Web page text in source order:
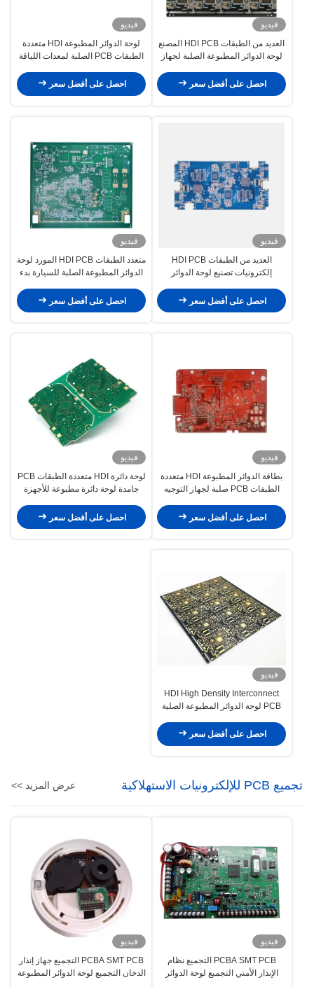
فيديو
العديد من الطبقات HDI PCB المصنع
لوحة الدوائر المطبوعة الصلبة لجهاز
احصل على أفضل سعر
فيديو
لوحة الدوائر المطبوعة HDI متعددة
الطبقات PCB الصلبة لمعدات اللياقة
احصل على أفضل سعر
فيديو
العديد من الطبقات HDI PCB
إلكترونيات تصنيع لوحة الدوائر
احصل على أفضل سعر
فيديو
متعدد الطبقات HDI PCB المورد لوحة
الدوائر المطبوعة الصلبة للسيارة بدء
احصل على أفضل سعر
فيديو
بطاقة الدوائر المطبوعة HDI متعددة
الطبقات PCB صلبة لجهاز التوجيه
احصل على أفضل سعر
فيديو
لوحة دائرة HDI متعددة الطبقات PCB
جامدة لوحة دائرة مطبوعة للأجهزة
احصل على أفضل سعر
فيديو
HDI High Density Interconnect
PCB لوحة الدوائر المطبوعة الصلبة
احصل على أفضل سعر
تجميع PCB للإلكترونيات الاستهلاكية عرض المزيد >>
فيديو
PCBA SMT PCB التجميع نظام
الإنذار الأمني التجميع لوحة الدوائر
فيديو
PCBA SMT PCB التجميع جهاز إنذار
الدخان التجميع لوحة الدوائر المطبوعة